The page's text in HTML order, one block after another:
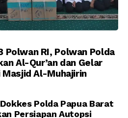
Polwan RI, Polwan Polda
Al-Qur’an dan Gelar
Al-Muhajirin
Polda Papua Barat
Persiapan Autopsi